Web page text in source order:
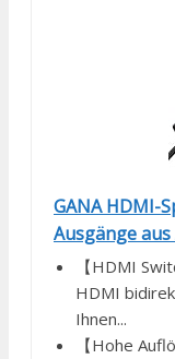
GANA HDMI-
Ausgänge
【HDMI
HDMI
Ihnen...
【Hohe